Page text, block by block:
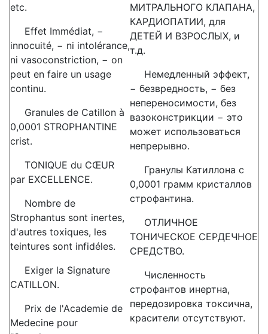
etc.
Effet Immédiat, −
innocuité, − ni intolérance,
ni vasoconstriction, − on
peut en faire un usage
continu.
Granules de Catillon à
0,0001 STROPHANTINE
crist.
TONIQUE du CŒUR
par EXCELLENCE.
Nombre de
Strophantus sont inertes,
d'autres toxiques, les
teintures sont infidéles.
Exiger la Signature
CATILLON.
Prix de l'Academie de
Medecine pour
МИТРАЛЬНОГО КЛАПАНА,
КАРДИОПАТИИ, для
ДЕТЕЙ И ВЗРОСЛЫХ, и
т.д.
Немедленный эффект,
− безвредность, − без
непереносимости, без
вазоконстрикции − это
может использоваться
непрерывно.
Гранулы Катиллона с
0,0001 грамм кристаллов
строфантина.
ОТЛИЧНОЕ
ТОНИЧЕСКОЕ СЕРДЕЧНОЕ
СРЕДСТВО.
Численность
строфантов инертна,
передозировка токсична,
красители отсутствуют.